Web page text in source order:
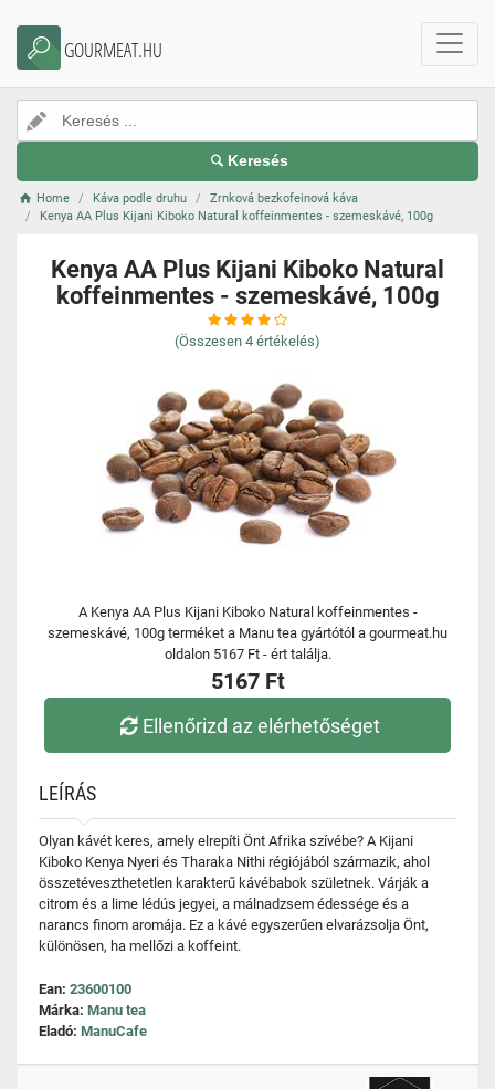
GOURMEAT.HU
Keresés
Home Káva podle druhu
Zrnková bezkofeinová káva
Kenya AA Plus Kijani Kiboko Natural koffeinmentes - szemeskávé, 100g
Kenya AA Plus Kijani Kiboko Natural
koffeinmentes - szemeskávé, 100g
(Összesen 4 értékelés)
A Kenya AA Plus Kijani Kiboko Natural koffeinmentes -
szemeskávé, 100g terméket a Manu tea gyártótól a gourmeat.hu
oldalon 5167 Ft - ért találja.
5167 Ft
Ellenőrizd az elérhetőséget
LEÍRÁS
Olyan kávét keres, amely elrepíti Önt Afrika szívébe? A Kijani
Kiboko Kenya Nyeri és Tharaka Nithi régiójából származik, ahol
összetéveszthetetlen karakterű kávébabok születnek. Várják a
citrom és a lime lédús jegyei, a málnadzsem édessége és a
narancs finom aromája. Ez a kávé egyszerűen elvarázsolja Önt,
különösen, ha mellőzi a koffeint.
Ean: 23600100
Márka: Manu tea
Eladó: ManuCafe